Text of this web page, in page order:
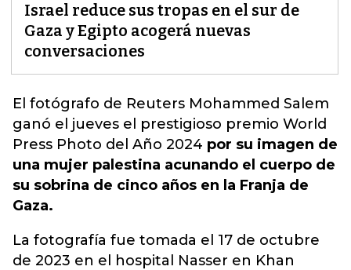
Israel reduce sus tropas en el sur de
Gaza y Egipto acogerá nuevas
conversaciones
El fotógrafo de Reuters Mohammed Salem
ganó el jueves el prestigioso premio World
Press Photo del Año 2024 por su imagen de
una mujer palestina acunando el cuerpo de
su sobrina de cinco años en la Franja de
Gaza.
La fotografía fue tomada el 17 de octubre
de 2023 en el hospital Nasser en Khan